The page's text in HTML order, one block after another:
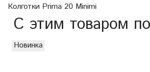
Колготки Prima 20 Minimi
С этим товаром
Новинка